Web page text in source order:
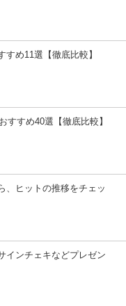
め11選【徹底比較】
すすめ40選【徹底比較】
、ヒットの推移をチェッ
インチェキなどプレゼン